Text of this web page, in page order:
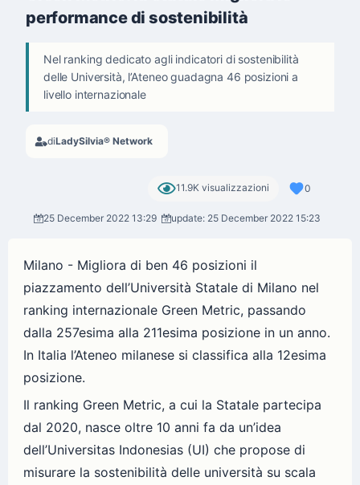
performance di sostenibilità
Nel ranking dedicato agli indicatori di sostenibilità
delle Università, l’Ateneo guadagna 46 posizioni a
livello internazionale
diLadySilvia® Network
11.9K visualizzazioni 0
25 December 2022 13:29 update: 25 December 2022 15:23
Milano - Migliora di ben 46 posizioni il
piazzamento dell’Università Statale di Milano nel
ranking internazionale Green Metric, passando
dalla 257esima alla 211esima posizione in un anno.
In Italia l’Ateneo milanese si classifica alla 12esima
posizione.
Il ranking Green Metric, a cui la Statale partecipa
dal 2020, nasce oltre 10 anni fa da un’idea
dell’Universitas Indonesias (UI) che propose di
misurare la sostenibilità delle università su scala